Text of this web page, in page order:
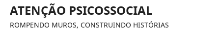
ATENÇÃO PSICOSSOCIAL
ROMPENDO MUROS, CONSTRUINDO HISTÓRIAS